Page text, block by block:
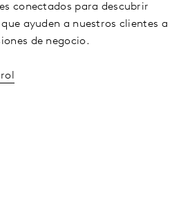
conectados para descubrir
ayuden a nuestros clientes a
de negocio.